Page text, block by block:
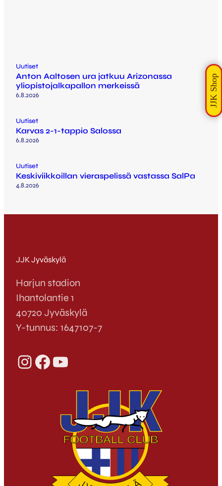
Uutiset
Anton Aaltosen ura jatkuu Arizonassa
yliopistojalkapallon merkeissä
6.8.2026
Uutiset
Karvas 2-1-tappio Salossa
6.8.2026
Uutiset
Keskiviikkoillan vieraspelissä vastassa SalPa
4.8.2026
JJK Jyväskylä
Harjun stadion
Ihantolantie 1
40720 Jyväskylä
Y-tunnus: 1647107-7
InstagramFacebook YouTube